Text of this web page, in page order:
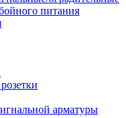
питания
арматуры